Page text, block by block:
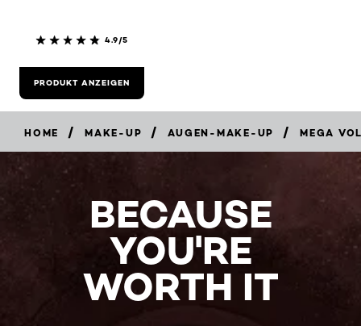
4.9/5
PRODUKT ANZEIGEN
HOME / MAKE-UP / AUGEN-MAKE-UP / MEGA
BECAUSE
YOU'RE
WORTH IT